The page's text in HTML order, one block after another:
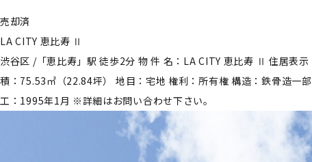
売却済
LA CITY 恵比寿 Ⅱ
渋谷区 /「恵比寿」駅 徒歩2分 物 件 名：LA CITY 恵比寿 Ⅱ 住居表
積：75.53㎡（22.84坪） 地目：宅地 権利：所有権 構造：鉄骨造
工：1995年1月 ※詳細はお問い合わせ下さい。